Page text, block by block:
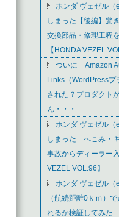
ホンダ ヴェゼル（
しまった【後編】驚
交換部品・修理工程
【HONDA VEZEL
ついに「Amazon
Links（WordPressプ
された？プロダクト
ん・・・
ホンダ ヴェゼル（
しまった…へこみ・
事故からディーラー
VEZEL VOL.96】
ホンダ ヴェゼル（
（航続距離0ｋｍ）
れるか検証してみた